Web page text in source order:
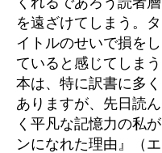
を遠ざけてしまう。タ
イトルのせいで損をし
ていると感じてしまう
本は、特に訳書に多く
ありますが、先日読
く平凡な記憶力の私
ンになれた理由』（